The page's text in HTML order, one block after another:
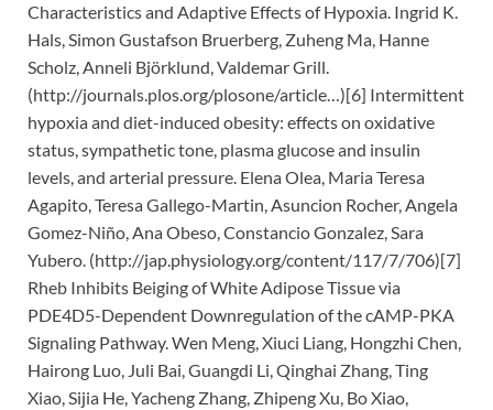
Characteristics and Adaptive Effects of Hypoxia. Ingrid K.
Hals, Simon Gustafson Bruerberg, Zuheng Ma, Hanne
Scholz, Anneli Björklund, Valdemar Grill.
(http://journals.plos.org/plosone/article…)[6] Intermittent
hypoxia and diet-induced obesity: effects on oxidative
status, sympathetic tone, plasma glucose and insulin
levels, and arterial pressure. Elena Olea, Maria Teresa
Agapito, Teresa Gallego-Martin, Asuncion Rocher, Angela
Gomez-Niño, Ana Obeso, Constancio Gonzalez, Sara
Yubero. (http://jap.physiology.org/content/117/7/706)[7]
Rheb Inhibits Beiging of White Adipose Tissue via
PDE4D5-Dependent Downregulation of the cAMP-PKA
Signaling Pathway. Wen Meng, Xiuci Liang, Hongzhi Chen,
Hairong Luo, Juli Bai, Guangdi Li, Qinghai Zhang, Ting
Xiao, Sijia He, Yacheng Zhang, Zhipeng Xu, Bo Xiao,